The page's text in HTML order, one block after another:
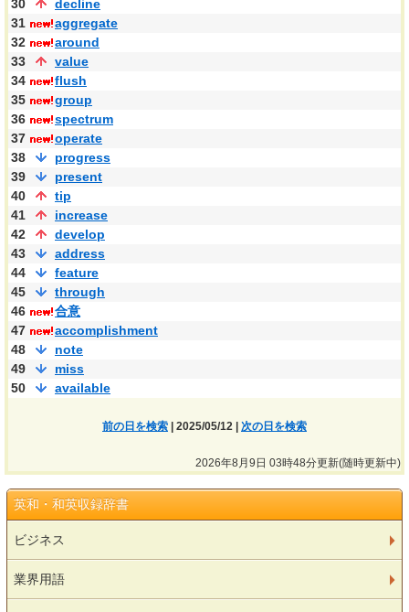
30
decline
31
aggregate
32
around
33
value
34
flush
35
group
36
spectrum
37
operate
38
progress
39
present
40
tip
41
increase
42
develop
43
address
44
feature
45
through
46
合意
47
accomplishment
48
note
49
miss
50
available
前の日を検索 | 2025/05/12 | 次の日を検索
2026年8月9日 03時48分更新(随時更新中)
英和・和英収録辞書
ビジネス
業界用語